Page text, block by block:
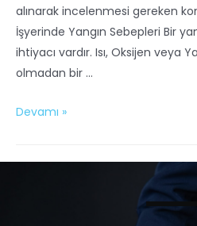
alınarak incelenmesi gereken
İşyerinde Yangın Sebepleri Bir
ihtiyacı vardır. Isı, Oksijen veya
olmadan bir …
Devamı »